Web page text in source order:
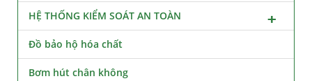
HỆ THỐNG KIỂM SOÁT AN TOÀN
Đồ bảo hộ hóa chất
Bơm hút chân không